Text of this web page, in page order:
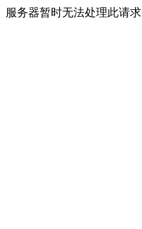
服务器暂时无法处理此请求